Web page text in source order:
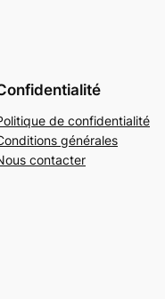
de confidentialité
générales
contacter